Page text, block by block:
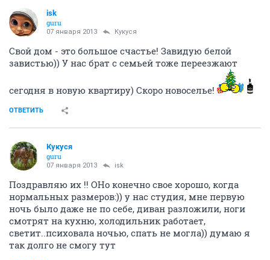
isk
guru
07 января 2013 Кукуся
Свой дом - это большое счастье! Завидую белой
завистью)) У нас брат с семьей тоже переезжают
сегодня в новую квартиру) Скоро новоселье!
ОТВЕТИТЬ
Кукуся
guru
07 января 2013 isk
Поздравляю их !! ОНо конечно свое хорошо, когда
нормальных размеров:)) у нас студия, мне первую
ночь было даже не по себе, диван разложили, ноги
смотрят на кухню, холодильник работает,
светит..психовала ночью, спать не могла)) думаю я
так долго не смогу тут